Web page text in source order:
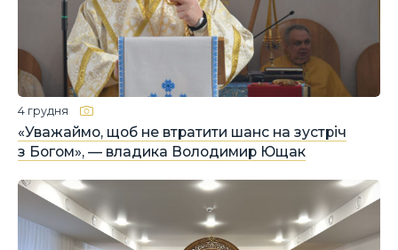
«Уважаймо, щоб не втратити шанс на зустріч
з Богом», — владика Володимир Ющак
4 грудня